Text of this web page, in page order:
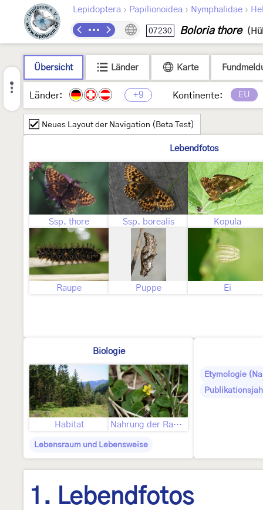
Lepidoptera › Papilionoidea › Nymphalidae ›
07230 Boloria thore
Übersicht Länder Karte
Länder: +9 Kontinente: EU
Neues Layout der Navigation (Beta Test)
Lebendfotos
Ssp. thore Ssp. borealis Kopula
Raupe Puppe Ei
Biologie
Habitat Nahrung der Raupe
Lebensraum und Lebensweise
Etymologie
1. Lebendfotos